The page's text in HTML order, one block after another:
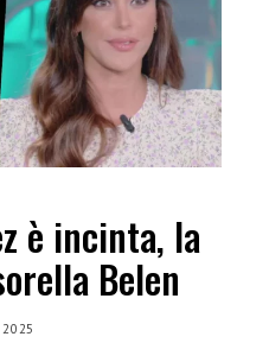
è incinta, la
Belen